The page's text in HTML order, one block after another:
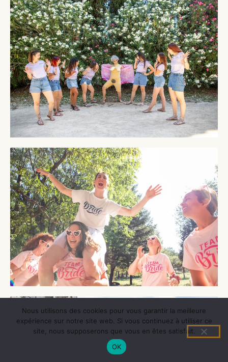
Nous utilisons des cookies pour vous garantir la meilleure
expérience sur notre site web. Si vous continuez à utiliser ce
site, nous supposerons que vous en êtes satisfait.
OK